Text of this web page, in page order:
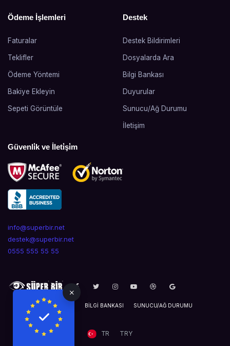
Ödeme İşlemleri
Faturalar
Teklifler
Ödeme Yöntemi
Bakiye Ekleyin
Sepeti Görüntüle
Destek
Destek Bildirimleri
Dosyalarda Ara
Bilgi Bankası
Duyurular
Sunucu/Ağ Durumu
İletişim
Güvenli̇k ve İleti̇şi̇m
info@superbir.net
destek@superbir.net
0555 555 55 55
DESTEK BILDIRIMLERI BILGI BANKASI SUNUCU/AĞ DURUMU
TR TRY